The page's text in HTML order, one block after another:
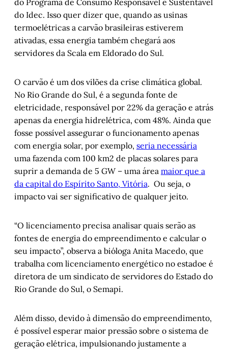
do Idec. Isso quer dizer que, quando as usinas
termoelétricas a carvão brasileiras estiverem
ativadas, essa energia também chegará aos
servidores da Scala em Eldorado do Sul.
O carvão é um dos vilões da crise climática global.
No Rio Grande do Sul, é a segunda fonte de
eletricidade, responsável por 22% da geração e atrás
apenas da energia hidrelétrica, com 48%. Ainda que
fosse possível assegurar o funcionamento apenas
com energia solar, por exemplo, seria necessária
uma fazenda com 100 km2 de placas solares para
suprir a demanda de 5 GW – uma área maior que a
da capital do Espírito Santo, Vitória. Ou seja, o
impacto vai ser significativo de qualquer jeito.
“O licenciamento precisa analisar quais serão as
fontes de energia do empreendimento e calcular o
seu impacto”, observa a bióloga Anita Macedo, que
trabalha com licenciamento energético no estadoe é
diretora de um sindicato de servidores do Estado do
Rio Grande do Sul, o Semapi.
Além disso, devido à dimensão do empreendimento,
é possível esperar maior pressão sobre o sistema de
geração elétrica, impulsionando justamente a